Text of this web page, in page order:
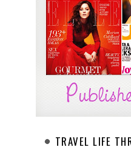
TRAVEL LIFE